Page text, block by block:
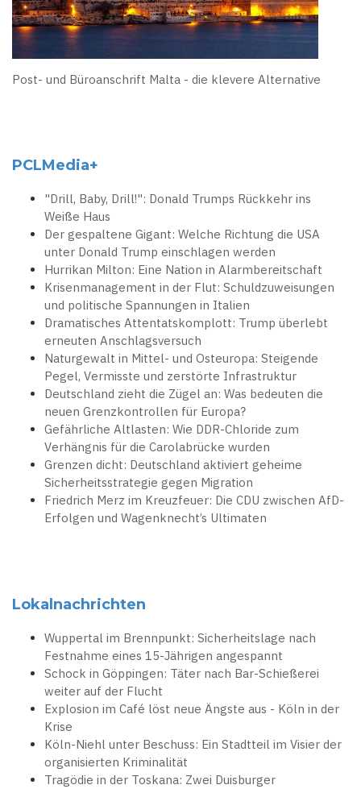
Post- und Büroanschrift Malta - die klevere Alternative
PCLMedia+
"Drill, Baby, Drill!": Donald Trumps Rückkehr ins
Weiße Haus
Der gespaltene Gigant: Welche Richtung die USA
unter Donald Trump einschlagen werden
Hurrikan Milton: Eine Nation in Alarmbereitschaft
Krisenmanagement in der Flut: Schuldzuweisungen
und politische Spannungen in Italien
Dramatisches Attentatskomplott: Trump überlebt
erneuten Anschlagsversuch
Naturgewalt in Mittel- und Osteuropa: Steigende
Pegel, Vermisste und zerstörte Infrastruktur
Deutschland zieht die Zügel an: Was bedeuten die
neuen Grenzkontrollen für Europa?
Gefährliche Altlasten: Wie DDR-Chloride zum
Verhängnis für die Carolabrücke wurden
Grenzen dicht: Deutschland aktiviert geheime
Sicherheitsstrategie gegen Migration
Friedrich Merz im Kreuzfeuer: Die CDU zwischen AfD-
Erfolgen und Wagenknecht’s Ultimaten
Lokalnachrichten
Wuppertal im Brennpunkt: Sicherheitslage nach
Festnahme eines 15-Jährigen angespannt
Schock in Göppingen: Täter nach Bar-Schießerei
weiter auf der Flucht
Explosion im Café löst neue Ängste aus - Köln in der
Krise
Köln-Niehl unter Beschuss: Ein Stadtteil im Visier der
organisierten Kriminalität
Tragödie in der Toskana: Zwei Duisburger